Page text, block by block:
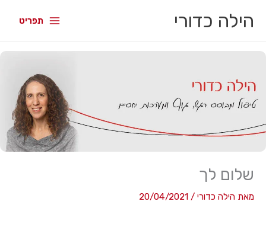
הילה כדורי תפריט
שלום לך
מאת הילה כדורי /
20/04/2021